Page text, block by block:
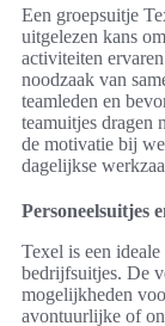
Een groepsuitje
uitgelezen kans
activiteiten
noodzaak van
teamleden en
teamuitjes dragen
de motivatie bij
dagelijkse
Personeelsuitjes
Texel is een
bedrijfsuitjes. De
mogelijkheden
avontuurlijke of